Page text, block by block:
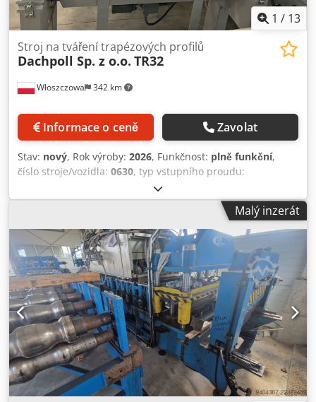
1 / 13
Włoszczowa 342 km
Stroj na tváření trapézových profilů
Dachpoll Sp. z o.o. TR32
Informace o ceně Zavolat
Stav: nový, Rok výroby: 2026, Funkčnost: plně funkční,
číslo stroje/vozidla: 0630, typ vstupního proudu:
400 V
kg, celková hmotnost:12 000 kg, Stroj je k dispozici ihned.
Nabízíme nový trapezový ohýbací stroj TR32. Stroj je nový a
připravený k vyzvednutí. Typ: TR32 Rok výroby: 2026
Sériové číslo: 0630 Hmotnost: 12 000 kg Maximální výkon:
12 kW Napájecí napětí: 3x400 V Napájecí frekvence: (50–60)
Hz STROJ OBSAHUJE: - Elektrický odvíjecí stroj s manuálním
uvolňováním napětí, manuálně ovládaný, kapacita Q=6 000
kg; - Podávací zařízení pro plech s kruhovými (rotačními)
noži - Profilovací jednotka Dksdpfx Aezl A I Sjczsr -
Elektromechanická gilotina - Stohovač plechu o délce 6
metrů + transportní vozík o délce 6 metrů - Řídicí skříň -
Bezpečnostní kryty Pokud máte nějaké dotazy nebo
potřebujete další informace, zašlete nám zprávu nebo nám
zavolejte.
Malý inzerát